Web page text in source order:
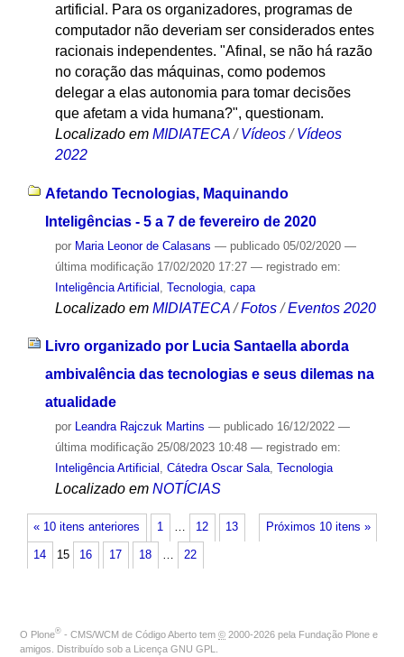
artificial. Para os organizadores, programas de
computador não deveriam ser considerados entes
racionais independentes. "Afinal, se não há razão
no coração das máquinas, como podemos
delegar a elas autonomia para tomar decisões
que afetam a vida humana?", questionam.
Localizado em MIDIATECA /Vídeos /Vídeos
2022
Afetando Tecnologias, Maquinando
Inteligências - 5 a 7 de fevereiro de 2020
por Maria Leonor de Calasans — publicado05/02/2020 —
última modificação17/02/2020 17:27 — registrado em:
Inteligência Artificial Tecnologia, capa
Localizado em MIDIATECA /Fotos /Eventos 2020
Livro organizado por Lucia Santaella aborda
ambivalência das tecnologias e seus dilemas na
atualidade
por Leandra Rajczuk Martins — publicado16/12/2022 —
última modificação25/08/2023 10:48 — registrado em:
Inteligência Artificial , Cátedra Oscar Sala, Tecnologia
Localizado em NOTÍCIAS
« 10 itens anteriores Próximos 10 itens »
1 … 12 13
14 15 16 17 18 … 22
O Plone® - CMS/WCM de Código Aberto tem © 2000-2026 pela Fundação Plone e
amigos. Distribuído sob a Licença GNU GPL